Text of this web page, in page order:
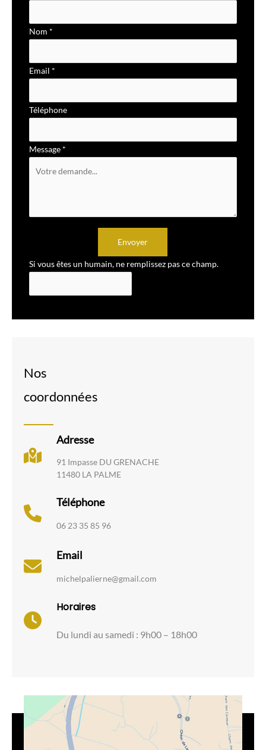
avec
téléphone
Nom *
Email *
Téléphone
Message *
Envoyer
Si vous êtes un humain, ne remplissez pas ce champ.
Nos
coordonnées
Adresse
91 Impasse DU GRENACHE
11480 LA PALME
Téléphone
06 23 35 85 96
Email
michelpalierne@gmail.com
Horaires
Du lundi au samedi : 9h00 – 18h00